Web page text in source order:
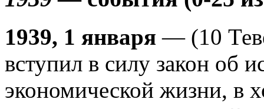
1939, 1 января — (10
вступил в силу закон об
экономической жизни, в